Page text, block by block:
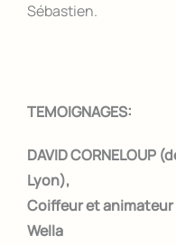
Sébastien.
TEMOIGNAGES:
DAVID CORNELOUP
Lyon),
Coiffeur et animateur
Wella